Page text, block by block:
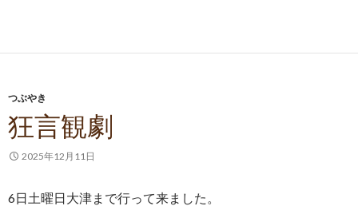
つぶやき
狂言観劇
2025年12月11日
6日土曜日大津まで行って来ました。